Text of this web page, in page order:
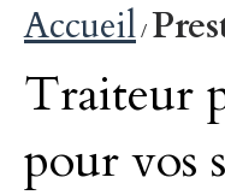
Accueil/
Traiteur
pour vos